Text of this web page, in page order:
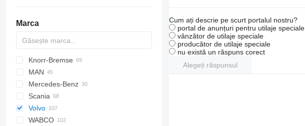
Marca
Futura
SB
Axer
Citelis
Domino
Evadys
Karosa
Recreo
Knorr-Bremse
MAN
A-series
Lion's series
Mercedes-Benz
Citaro
Intouro
Tourismo
Cityliner
Skyliner
Scania
K-series
Alpino
Urbino
T-series
Volvo
8700
WABCO
Cum ați descrie pe scurt portalul nostru?
portal de anunțuri pentru utilaje speciale
vânzător de utilaje speciale
producător de utilaje speciale
nu există un răspuns corect
Alegeți răspunsul